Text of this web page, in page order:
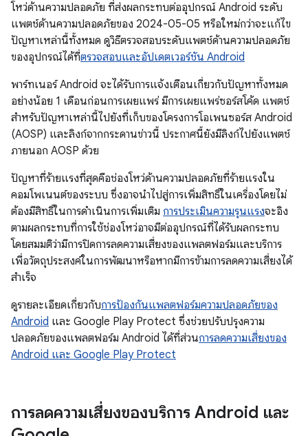
โหว่ด้านความปลอดภัย ที่ส่งผลกระทบต่ออุปกรณ์ Android ระดับ
แพตช์ด้านความปลอดภัยของ 2024-05-05 หรือใหม่กว่าจะแก้ไข
ปัญหาเหล่านี้ทั้งหมด ดูวิธีตรวจสอบระดับแพตช์ด้านความปลอดภัย
ของอุปกรณ์ได้ที่ตรวจสอบและอัปเดตเวอร์ชัน Android
พาร์ทเนอร์ Android จะได้รับการแจ้งเตือนเกี่ยวกับปัญหาทั้งหมด
อย่างน้อย 1 เดือนก่อนการเผยแพร่ มีการเผยแพร่ซอร์สโค้ด แพตช์
สำหรับปัญหาเหล่านี้ไปยังที่เก็บของโครงการโอเพนซอร์ส Android
(AOSP) และลิงก์จากกระดานข่าวนี้ ประกาศนี้ยังมีลิงก์ไปยังแพตช์
ภายนอก AOSP ด้วย
ปัญหาที่ร้ายแรงที่สุดคือช่องโหว่ด้านความปลอดภัยที่ร้ายแรงใน
คอมโพเนนต์ของระบบ ซึ่งอาจนำไปสู่การเพิ่มสิทธิ์ในเครื่องโดยไม่
ต้องมีสิทธิ์ในการดำเนินการเพิ่มเติม การประเมินความรุนแรงจะอิง
ตามผลกระทบที่การใช้ช่องโหว่อาจมีต่ออุปกรณ์ที่ได้รับผลกระทบ
โดยสมมติว่ามีการปิดการลดความเสี่ยงของแพลตฟอร์มและบริการ
เพื่อวัตถุประสงค์ในการพัฒนาหรือหากมีการข้ามการลดความเสี่ยงได้
สำเร็จ
ดูรายละเอียดเกี่ยวกับการป้องกันแพลตฟอร์มความปลอดภัยของ
Android และ Google Play Protect ซึ่งช่วยปรับปรุงความ
ปลอดภัยของแพลตฟอร์ม Android ได้ที่ส่วนการลดความเสี่ยงของ
Android และ Google Play Protect
การลดความเสี่ยงของบริการ Android และ